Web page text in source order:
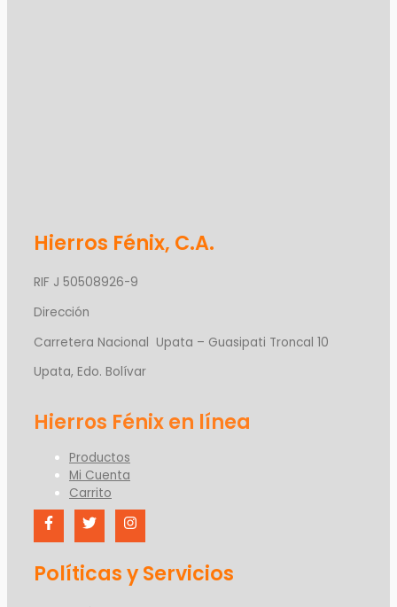
Hierros Fénix, C.A.
RIF J 50508926-9
Dirección
Carretera Nacional Upata – Guasipati Troncal 10
Upata, Edo. Bolívar
Productos
Mi Cuenta
Carrito
Políticas y Servicios